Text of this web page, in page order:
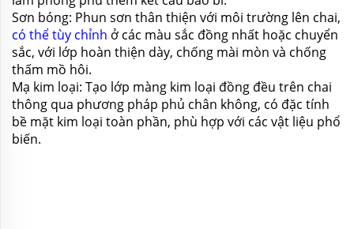
Sơn bóng: Phun sơn thân thiện với môi trường lên chai,
có thể tùy chỉnh ở các màu sắc đồng nhất hoặc chuyển
sắc, với lớp hoàn thiện dày, chống mài mòn và chống
thấm mồ hôi.
Mạ kim loại: Tạo lớp màng kim loại đồng đều trên chai
thông qua phương pháp phủ chân không, có đặc tính
bề mặt kim loại toàn phần, phù hợp với các vật liệu phổ
biến.